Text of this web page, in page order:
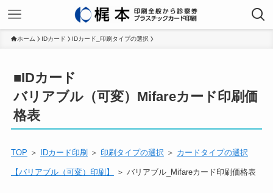
ホーム IDカード IDカード_印刷タイプの選択
■IDカード
バリアブル（可変）Mifareカード印刷価
格表
TOP ＞ IDカード印刷＞ 印刷タイプの選択 ＞ カードタイプの選択
【バリアブル（可変）印刷】 ＞ バリアブル_Mifareカード印刷価格表